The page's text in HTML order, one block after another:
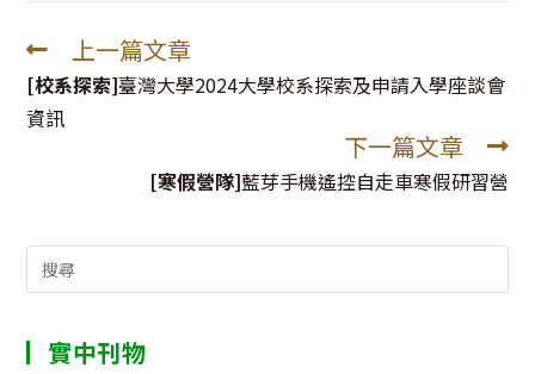
Read
more
articles
上一篇文章
[校系探索]臺灣大學2024大學校系探索及申請入學座談會
資訊
下一篇文章
[寒假營隊]藍芽手機遙控自走車寒假研習營
Search
for:
實中刊物